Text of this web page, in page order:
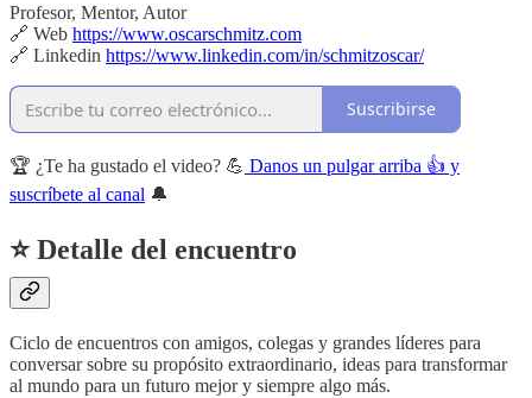
Profesor, Mentor, Autor
🔗 Web https://www.oscarschmitz.com
🔗 Linkedin https://www.linkedin.com/in/schmitzoscar/
Suscribirse
🏆 ¿Te ha gustado el video? 💪 Danos un pulgar arriba 👍 y
suscríbete al canal 🔔
⭐ Detalle del encuentro
Ciclo de encuentros con amigos, colegas y grandes líderes para
conversar sobre su propósito extraordinario, ideas para transformar
al mundo para un futuro mejor y siempre algo más.